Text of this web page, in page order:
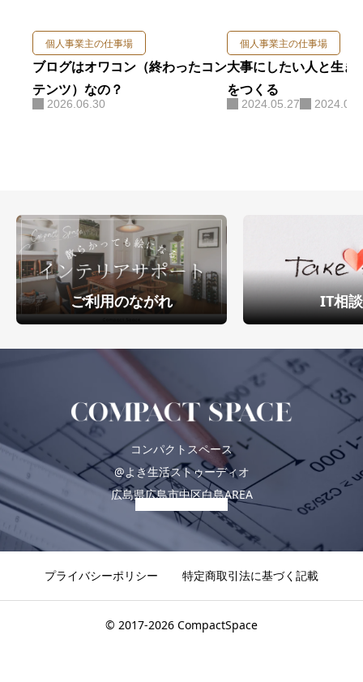
個人事業主の仕事場
ブログはオワコン（終わったコン
テンツ）なの？
2026.06.30
個人事業主の仕事場
大事にしたい人と生き
をつくる
2024.05.27
ご利用のながれ IT相
コンパクトスペース
@よき生活ストゥーディオ
広島県広島市中区白島AREA
プライバシーポリシー 特定商取引法に基づく記載
© 2017-2026 CompactSpace